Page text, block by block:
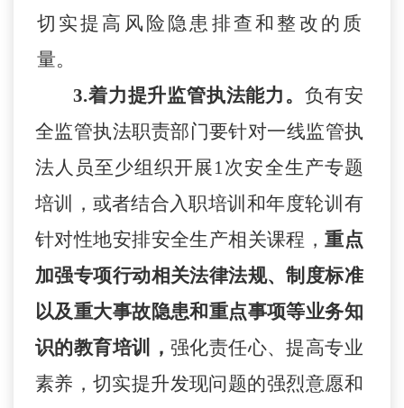
切实提高风险隐患排查和整改的质
量。
3.着力提升监管执法能力。 负有安
全监管执法职责部门要针对一线监管执
法人员至少组织开展1次安全生产专题
培训，或者结合入职培训 和年度轮训有
针对性地安排安全生产相关课程，重点
加强专项行动相关法律法规、制度标准
以及重大事故隐患和重点事项等业务知
识的教育培训 ， 强化责任心、提高专业
素养，切实提升发现问题的强烈意愿和